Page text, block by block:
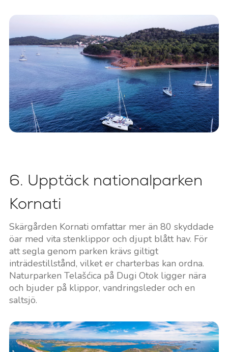
6. Upptäck nationalparken
Kornati
Skärgården Kornati omfattar mer än 80 skyddade
öar med vita stenklippor och djupt blått hav. För
att segla genom parken krävs giltigt
inträdestillstånd, vilket er charterbas kan ordna.
Naturparken Telašćica på Dugi Otok ligger nära
och bjuder på klippor, vandringsleder och en
saltsjö.